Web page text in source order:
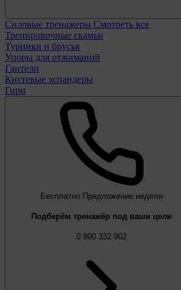
Силовые тренажеры Смотреть все
Тренировочные скамьи
Турники и брусья
Упоры для отжиманий
Гантели
Кистевые эспандеры
Гири
Бесплатно Предложение недели
Подберём тренажёр под ваши цели
0 800 332 902